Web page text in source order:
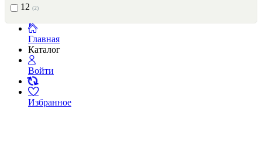
12 (2)
Главная
Каталог
Войти
Избранное